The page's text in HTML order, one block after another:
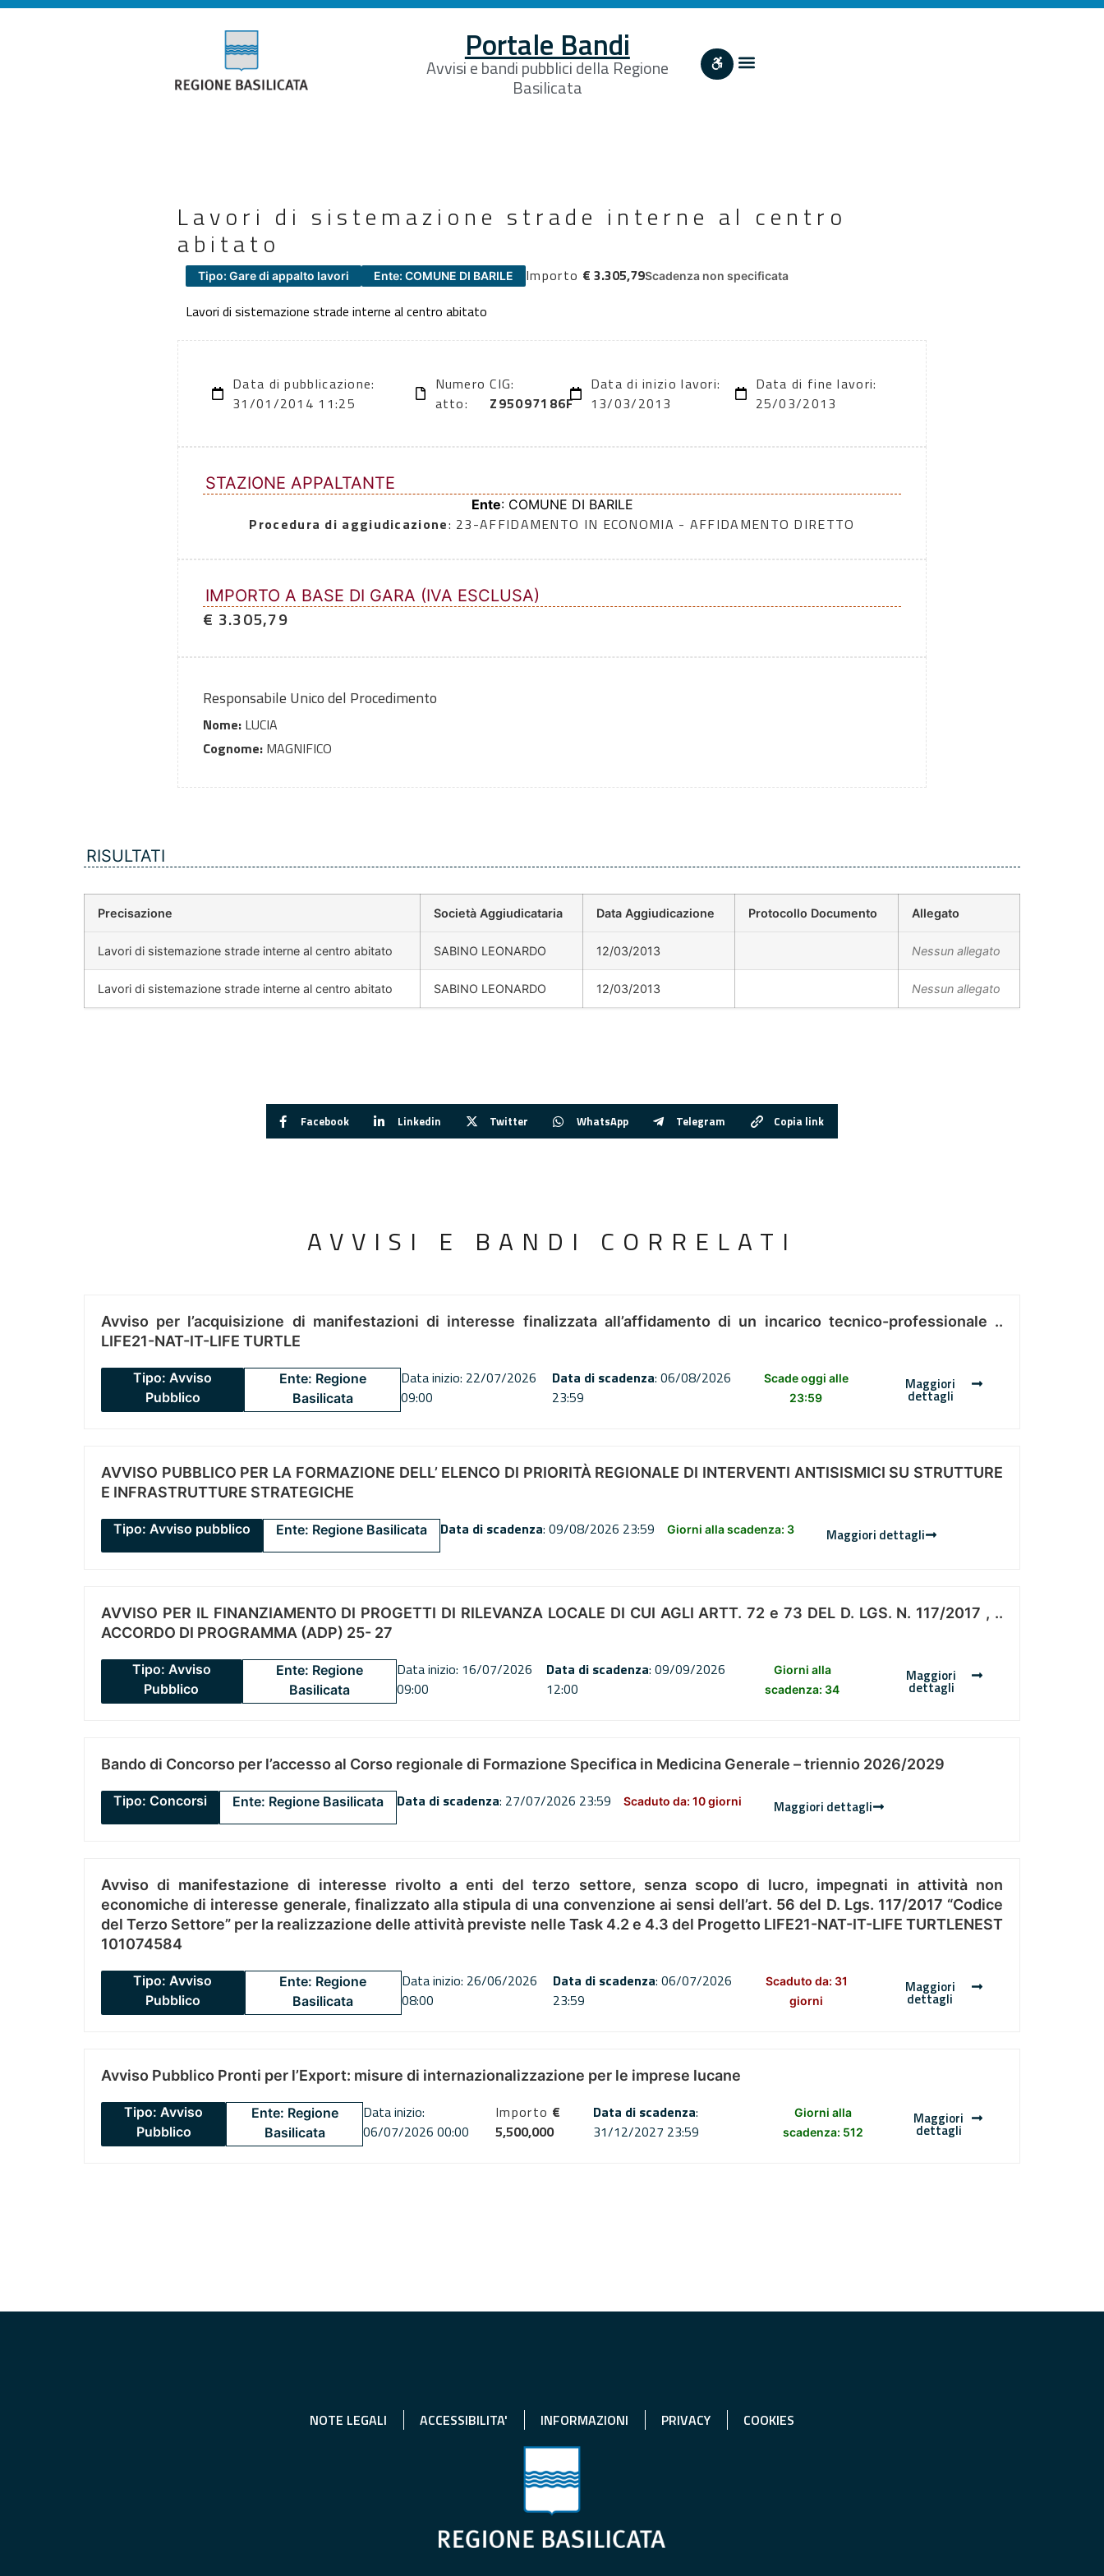
Portale Bandi
Avvisi e bandi pubblici della Regione
Basilicata
Lavori di sistemazione strade interne al centro
abitato
Tipo: Gare di appalto lavori Ente: COMUNE DI BARILE Importo € 3.305,79Scadenza non specificata
Lavori di sistemazione strade interne al centro abitato
Data di pubblicazione:
31/01/2014 11:25
Numero
atto:
CIG:
Z95097186F
Data di inizio lavori:
13/03/2013
Data di fine lavori:
25/03/2013
STAZIONE APPALTANTE
Ente: COMUNE DI BARILE
Procedura di aggiudicazione: 23-AFFIDAMENTO IN ECONOMIA - AFFIDAMENTO DIRETTO
IMPORTO A BASE DI GARA (IVA ESCLUSA)
€ 3.305,79
Responsabile Unico del Procedimento
Nome: LUCIA
Cognome: MAGNIFICO
RISULTATI
Precisazione Società Aggiudicataria Data Aggiudicazione Protocollo Documento Allegato
Lavori di sistemazione strade interne al centro abitato SABINO LEONARDO 12/03/2013 Nessun allegato
Lavori di sistemazione strade interne al centro abitato SABINO LEONARDO 12/03/2013 Nessun allegato
Facebook Linkedin Twitter WhatsApp Telegram Copia link
AVVISI E BANDI CORRELATI
Avviso per l’acquisizione di manifestazioni di interesse finalizzata all’affidamento di un incarico tecnico-professionale ..
LIFE21-NAT-IT-LIFE TURTLE
Tipo: Avviso
Pubblico
Ente: Regione
Basilicata
Data inizio: 22/07/2026
09:00
Data di scadenza: 06/08/2026
23:59
Scade oggi alle
23:59
Maggiori
dettagli
AVVISO PUBBLICO PER LA FORMAZIONE DELL’ ELENCO DI PRIORITÀ REGIONALE DI INTERVENTI ANTISISMICI SU STRUTTURE
E INFRASTRUTTURE STRATEGICHE
Tipo: Avviso pubblico Ente: Regione Basilicata Data di scadenza: 09/08/2026 23:59 Giorni alla scadenza: 3 Maggiori dettagli
AVVISO PER IL FINANZIAMENTO DI PROGETTI DI RILEVANZA LOCALE DI CUI AGLI ARTT. 72 e 73 DEL D. LGS. N. 117/2017 , ..
ACCORDO DI PROGRAMMA (ADP) 25- 27
Tipo: Avviso
Pubblico
Ente: Regione
Basilicata
Data inizio: 16/07/2026
09:00
Data di scadenza: 09/09/2026
12:00
Giorni alla
scadenza: 34
Maggiori
dettagli
Bando di Concorso per l’accesso al Corso regionale di Formazione Specifica in Medicina Generale – triennio 2026/2029
Tipo: Concorsi Ente: Regione Basilicata Data di scadenza: 27/07/2026 23:59 Scaduto da: 10 giorni Maggiori dettagli
Avviso di manifestazione di interesse rivolto a enti del terzo settore, senza scopo di lucro, impegnati in attività non
economiche di interesse generale, finalizzato alla stipula di una convenzione ai sensi dell’art. 56 del D. Lgs. 117/2017 “Codice
del Terzo Settore” per la realizzazione delle attività previste nelle Task 4.2 e 4.3 del Progetto LIFE21-NAT-IT-LIFE TURTLENEST
101074584
Tipo: Avviso
Pubblico
Ente: Regione
Basilicata
Data inizio: 26/06/2026
08:00
Data di scadenza: 06/07/2026
23:59
Scaduto da: 31
giorni
Maggiori
dettagli
Avviso Pubblico Pronti per l’Export: misure di internazionalizzazione per le imprese lucane
Tipo: Avviso
Pubblico
Ente: Regione
Basilicata
Data inizio:
06/07/2026 00:00
Importo €
5,500,000
Data di scadenza:
31/12/2027 23:59
Giorni alla
scadenza: 512
Maggiori
dettagli
NOTE LEGALI ACCESSIBILITA' INFORMAZIONI PRIVACY COOKIES